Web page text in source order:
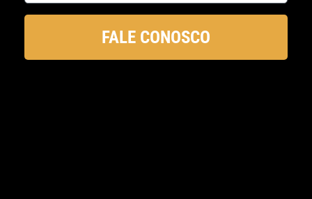
FALE CONOSCO